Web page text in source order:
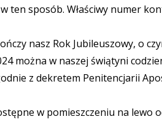
ten sposób. Właściwy numer
nasz Rok Jubileuszowy, o
można w naszej świątyni
z dekretem Penitencjarii
w pomieszczeniu na lewo